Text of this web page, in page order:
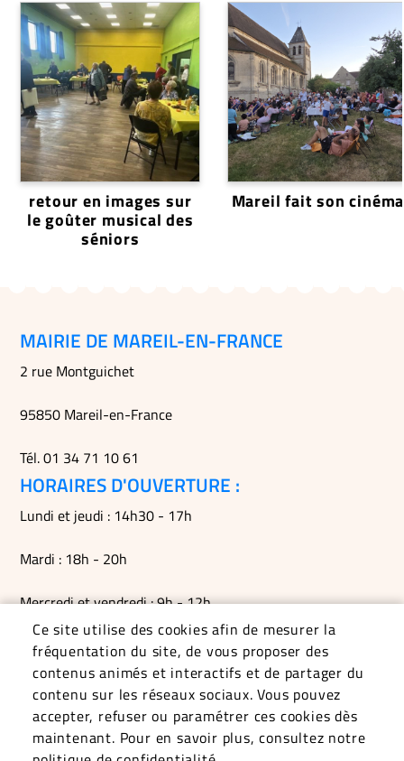
retour en images sur
le goûter musical des
séniors
Mareil fait son cinéma
Ce site utilise des cookies afin de mesurer la
fréquentation du site, de vous proposer des
contenus animés et interactifs et de partager du
contenu sur les réseaux sociaux. Vous pouvez
accepter, refuser ou paramétrer ces cookies dès
maintenant. Pour en savoir plus, consultez notre
MAIRIE DE MAREIL-EN-FRANCE
2 rue Montguichet
95850 Mareil-en-France
Tél. 01 34 71 10 61
HORAIRES D'OUVERTURE :
Lundi et jeudi : 14h30 - 17h
Mardi : 18h - 20h
Mercredi et vendredi : 9h - 12h
Permanences du maire le mardi soir, le vendredi matin et
sur RDV